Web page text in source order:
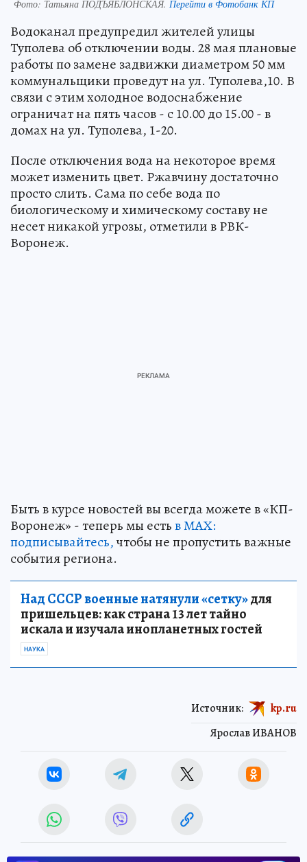
Фото: Татьяна ПОДЪЯБЛОНСКАЯ. Перейти в Фотобанк КП
Водоканал предупредил жителей улицы
Туполева об отключении воды. 28 мая плановые
работы по замене задвижки диаметром 50 мм
коммунальщики проведут на ул. Туполева,10. В
связи с этим холодное водоснабжение
ограничат на пять часов - с 10.00 до 15.00 - в
домах на ул. Туполева, 1-20.
После отключения вода на некоторое время
может изменить цвет. Ржавчину достаточно
просто слить. Сама по себе вода по
биологическому и химическому составу не
несет никакой угрозы, отметили в РВК-
Воронеж.
Быть в курсе новостей вы всегда можете в «КП-
Воронеж» - теперь мы естьв МАХ:
подписывайтесь,чтобы не пропустить важные
события региона.
Над СССР военные натянули «сетку»для
пришельцев: как страна 13 лет тайно
искала и изучала инопланетных гостей
НАУКА
Ярослав ИВАНОВ
Источник: kp.ru